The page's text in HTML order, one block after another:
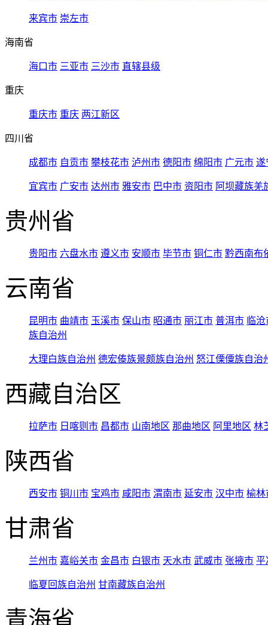
来宾市 崇左市
海南省
海口市 三亚市 三沙市 直辖县级
重庆
重庆市 重庆 两江新区
四川省
成都市 自贡市 攀枝花市 泸州市 德阳市 绵阳市 广元市 遂
宜宾市 广安市 达州市 雅安市 巴中市 资阳市 阿坝藏族羌
贵州省
贵阳市 六盘水市 遵义市 安顺市 毕节市 铜仁市 黔西南布
云南省
昆明市 曲靖市 玉溪市 保山市 昭通市 丽江市 普洱市 临
族自治州
大理白族自治州 德宏傣族景颇族自治州 怒江傈僳族自治
西藏自治区
拉萨市 日喀则市 昌都市 山南地区 那曲地区 阿里地区 林
陕西省
西安市 铜川市 宝鸡市 咸阳市 渭南市 延安市 汉中市 榆林
甘肃省
兰州市 嘉峪关市 金昌市 白银市 天水市 武威市 张掖市 平
临夏回族自治州 甘南藏族自治州
青海省